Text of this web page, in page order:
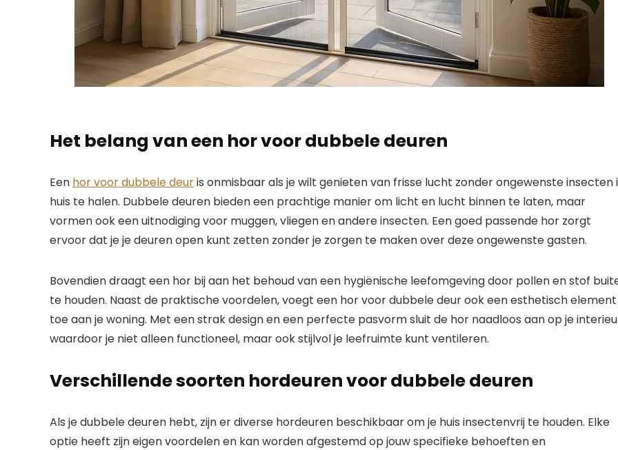
Het belang van een hor voor dubbele deuren
Een hor voor dubbele deuris onmisbaar als je wilt genieten van frisse lucht zonder ongewenste insecten
huis te halen. Dubbele deuren bieden een prachtige manier om licht en lucht binnen te laten, maar
vormen ook een uitnodiging voor muggen, vliegen en andere insecten. Een goed passende hor zorgt
ervoor dat je je deuren open kunt zetten zonder je zorgen te maken over deze ongewenste gasten.
Bovendien draagt een hor bij aan het behoud van een hygiënische leefomgeving door pollen en stof
te houden. Naast de praktische voordelen, voegt een hor voor dubbele deur ook een esthetisch element
toe aan je woning. Met een strak design en een perfecte pasvorm sluit de hor naadloos aan op je
waardoor je niet alleen functioneel, maar ook stijlvol je leefruimte kunt ventileren.
Verschillende soorten hordeuren voor dubbele deuren
Als je dubbele deuren hebt, zijn er diverse hordeuren beschikbaar om je huis insectenvrij te houden. Elke
optie heeft zijn eigen voordelen en kan worden afgestemd op jouw specifieke behoeften en